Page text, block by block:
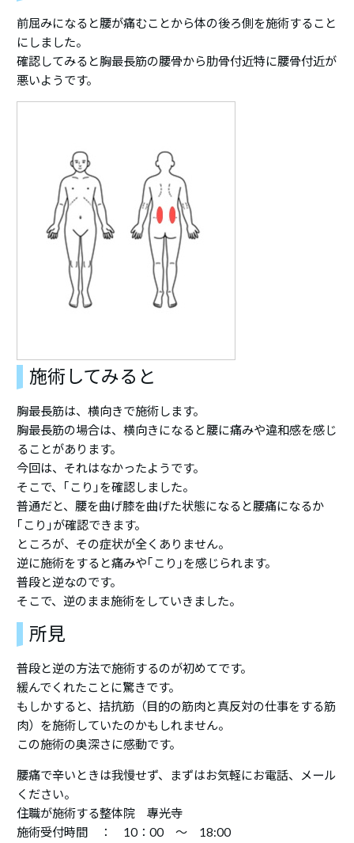
前屈みになると腰が痛むことから体の後ろ側を施術すること
にしました。
確認してみると胸最長筋の腰骨から肋骨付近特に腰骨付近が
悪いようです。
施術してみると
胸最長筋は、横向きで施術します。
胸最長筋の場合は、横向きになると腰に痛みや違和感を感じ
ることがあります。
今回は、それはなかったようです。
そこで、｢こり｣を確認しました。
普通だと、腰を曲げ膝を曲げた状態になると腰痛になるか
｢こり｣が確認できます。
ところが、その症状が全くありません。
逆に施術をすると痛みや｢こり｣を感じられます。
普段と逆なのです。
そこで、逆のまま施術をしていきました。
所見
普段と逆の方法で施術するのが初めてです。
緩んでくれたことに驚きです。
もしかすると、拮抗筋（目的の筋肉と真反対の仕事をする筋
肉）を施術していたのかもしれません。
この施術の奥深さに感動です。
腰痛で辛いときは我慢せず、まずはお気軽にお電話、メール
ください。
住職が施術する整体院 專光寺
施術受付時間 ： 10：00 ～ 18:00